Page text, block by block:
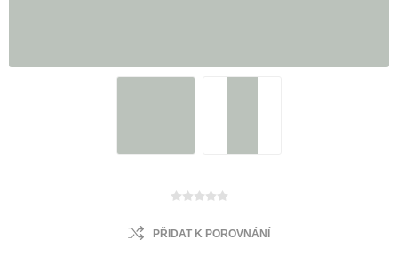
PŘIDAT K POROVNÁNÍ